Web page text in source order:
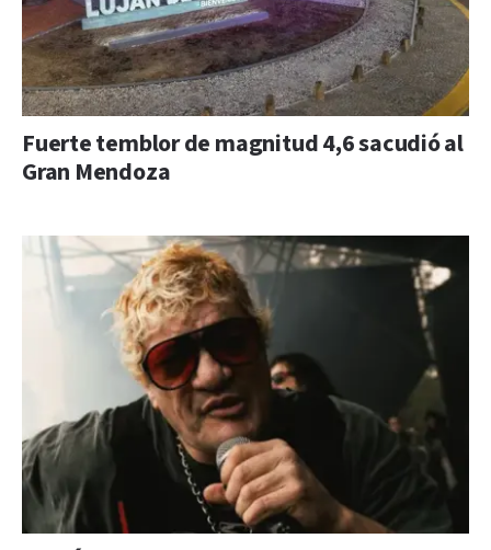
Fuerte temblor de magnitud 4,6 sacudió al
Gran Mendoza